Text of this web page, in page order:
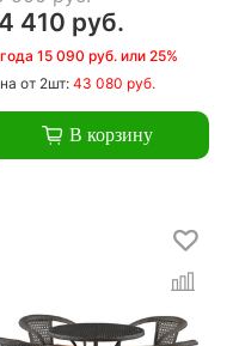
410 руб.
15 090 руб. или 25%
от 2шт: 43 080 руб.
В корзину